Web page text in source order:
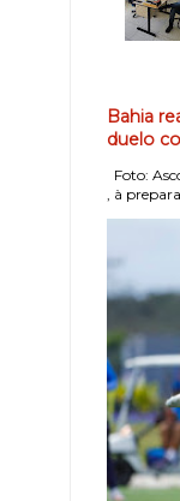
Bahia
duelo
Foto:
, à